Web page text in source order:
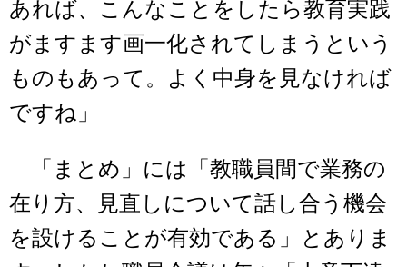
あれば、こんなことをしたら教育実践
がますます画一化されてしまうという
ものもあって。よく中身を見なければ
ですね」
「まとめ」には「教職員間で業務の
在り方、見直しについて話し合う機会
を設けることが有効である」とありま